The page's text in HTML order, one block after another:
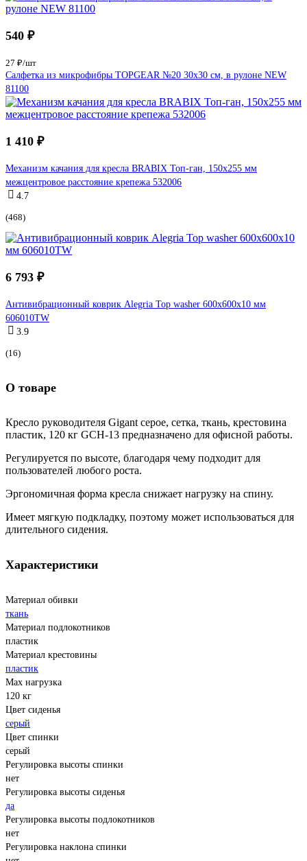
540 ₽
27 ₽/шт
Салфетка из микрофибры TOPGEAR №20 30x30 см, в рулоне NEW
81100
1 410 ₽
Механизм качания для кресла BRABIX Топ-ган, 150х255 мм
межцентровое расстояние крепежа 532006
4.7
(468)
6 793 ₽
Антивибрационный коврик Alegria Top washer 600x600x10 мм
606010TW
3.9
(16)
О товаре
Кресло руководителя Gigant серое, сетка, ткань, крестовина
пластик, 120 кг GCH-13 предназначено для офисной работы.
Регулируется по высоте, благодаря чему подходит для
пользователей любого роста.
Эргономичная форма кресла снижает нагрузку на спину.
Имеет мягкую подкладку, поэтому может использоваться для
длительного сидения.
Характеристики
Материал обивки
ткань
Материал подлокотников
пластик
Материал крестовины
пластик
Max нагрузка
120 кг
Цвет сиденья
серый
Цвет спинки
серый
Регулировка высоты спинки
нет
Регулировка высоты сиденья
да
Регулировка высоты подлокотников
нет
Регулировка наклона спинки